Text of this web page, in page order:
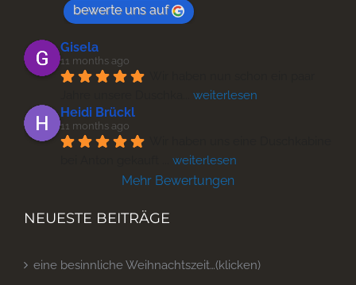
bewerte uns auf
Gisela
11 months ago
weiterlesen
Heidi Brückl
11 months ago
weiterlesen
Mehr Bewertungen
NEUESTE BEITRÄGE
eine besinnliche Weihnachtszeit…(klicken)